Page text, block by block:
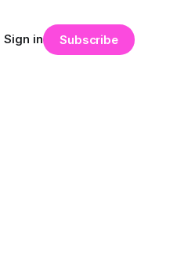
Sign in Subscribe